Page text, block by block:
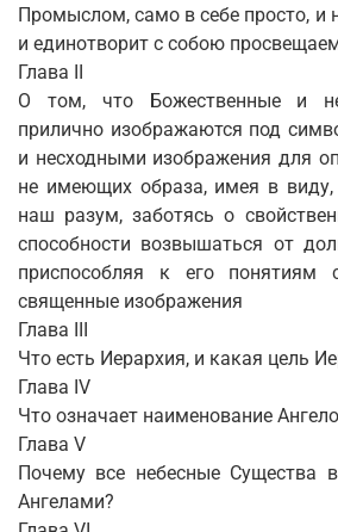
Промыслом, само в себе просто, и
и единотворит с собою
Глава II
О том, что Божественные и
прилично изображаются под
и несходными изображения для
не имеющих образа, имея в
наш разум, заботясь о
способности возвышаться от
приспособляя к его понятиям
священные изображения
Глава III
Что есть Иерархия, и какая цель
Глава IV
Что означает наименование
Глава V
Почему все небесные Существа
Ангелами?